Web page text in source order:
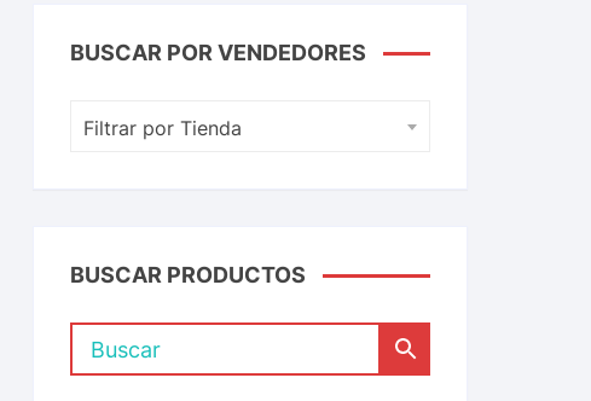
BUSCAR POR VENDEDORES
Filtrar por Tienda
BUSCAR PRODUCTOS